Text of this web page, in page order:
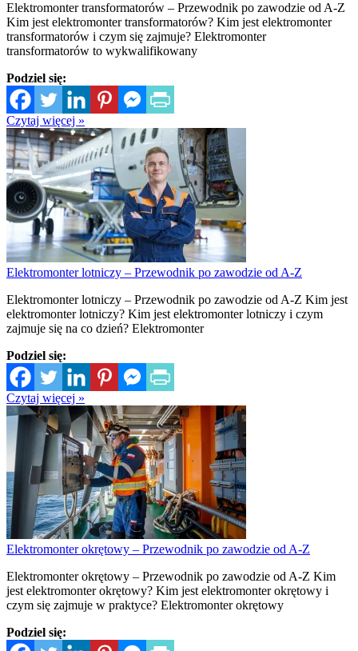
Elektromonter transformatorów – Przewodnik po zawodzie od A-Z
Kim jest elektromonter transformatorów? Kim jest elektromonter
transformatorów i czym się zajmuje? Elektromonter
transformatorów to wykwalifikowany
Podziel się:
Czytaj więcej »
Elektromonter lotniczy – Przewodnik po zawodzie od A-Z
Elektromonter lotniczy – Przewodnik po zawodzie od A-Z Kim jest
elektromonter lotniczy? Kim jest elektromonter lotniczy i czym
zajmuje się na co dzień? Elektromonter
Podziel się:
Czytaj więcej »
Elektromonter okrętowy – Przewodnik po zawodzie od A-Z
Elektromonter okrętowy – Przewodnik po zawodzie od A-Z Kim
jest elektromonter okrętowy? Kim jest elektromonter okrętowy i
czym się zajmuje w praktyce? Elektromonter okrętowy
Podziel się: